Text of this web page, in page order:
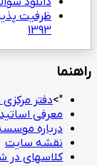
ظرفیت
1393
راهنما
">دفتر مرکزی :
معرفی
درباره
نقشه سایت
کلاسهای